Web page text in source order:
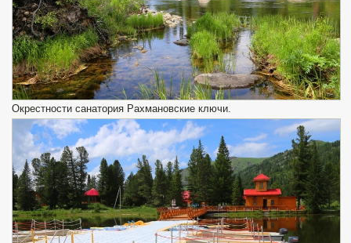
Окрестности санатория Рахмановские ключи.